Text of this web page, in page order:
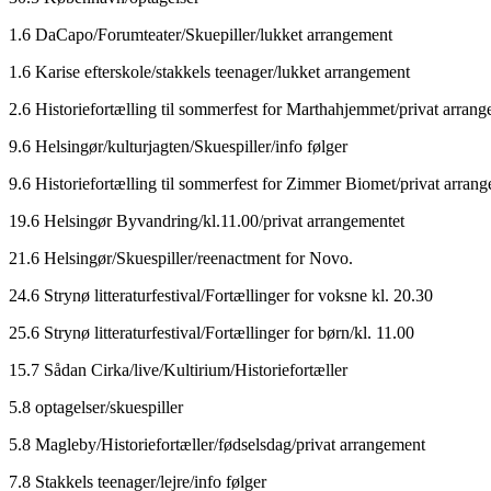
1.6 DaCapo/Forumteater/Skuepiller/lukket arrangement
1.6 Karise efterskole/stakkels teenager/lukket arrangement
2.6 Historiefortælling til sommerfest for Marthahjemmet/privat
9.6 Helsingør/kulturjagten/Skuespiller/info følger
9.6 Historiefortælling til sommerfest for Zimmer Biomet/privat
19.6 Helsingør Byvandring/kl.11.00/privat arrangementet
21.6 Helsingør/Skuespiller/reenactment for Novo.
24.6 Strynø litteraturfestival/Fortællinger for voksne kl. 20.30
25.6 Strynø litteraturfestival/Fortællinger for børn/kl. 11.00
15.7 Sådan Cirka/live/Kultirium/Historiefortæller
5.8 optagelser/skuespiller
5.8 Magleby/Historiefortæller/fødselsdag/privat arrangement
7.8 Stakkels teenager/lejre/info følger